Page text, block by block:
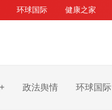
环球国际 健康之家
政法舆情 环球国际